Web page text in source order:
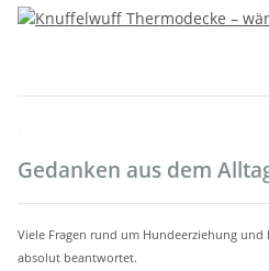
Gedanken aus dem
Viele Fragen rund um Hundeerziehung
absolut beantwortet.